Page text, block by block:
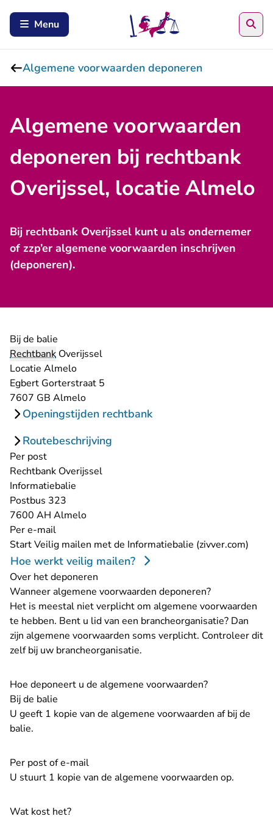
Menu
Algemene voorwaarden deponeren
Algemene voorwaarden
deponeren bij rechtbank
Overijssel, locatie Almelo
Bij rechtbank Overijssel kunt u als ondernemer
of zzp’er algemene voorwaarden inschrijven
(deponeren).
Bij de balie
Rechtbank Overijssel
Locatie Almelo
Egbert Gorterstraat 5
7607 GB Almelo
Openingstijden rechtbank
Routebeschrijving
Per post
Rechtbank Overijssel
Informatiebalie
Postbus 323
7600 AH Almelo
Per e-mail
StartVeilig mailen met de Informatiebalie (zivver.com)
Hoe werkt veilig mailen?
Over het deponeren
Wanneer algemene voorwaarden deponeren?
Het is meestal niet verplicht om algemene voorwaarden
te hebben. Bent u lid van een brancheorganisatie? Dan
zijn algemene voorwaarden soms verplicht. Controleer dit
zelf bij uw brancheorganisatie.
Hoe deponeert u de algemene voorwaarden?
Bij de balie
U geeft 1 kopie van de algemene voorwaarden af bij de
balie.
Per post of e-mail
U stuurt 1 kopie van de algemene voorwaarden op.
Wat kost het?